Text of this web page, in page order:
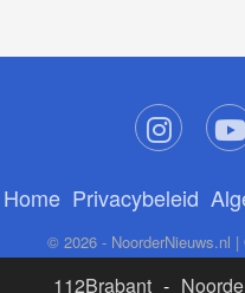
Home Privacybeleid
© 2026 - NoorderNieuws.nl |
112Brabant -